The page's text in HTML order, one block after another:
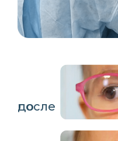
до
после